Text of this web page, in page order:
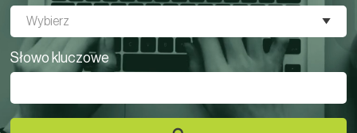
Wybierz
Słowo kluczowe